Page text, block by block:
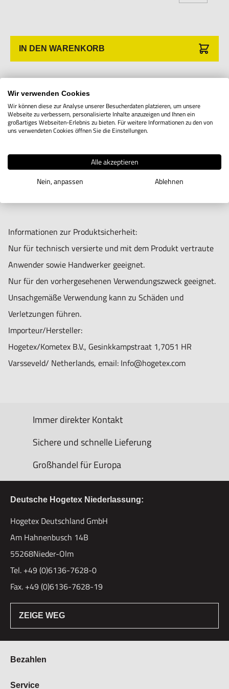
IN DEN WARENKORB
Produktbeschreibung
11IR oder 16IR Wendeplatten mit Teilprofil A60.
Informationen zur Produktsicherheit:
Nur für technisch versierte und mit dem Produkt vertraute
Anwender sowie Handwerker geeignet.
Nur für den vorhergesehenen Verwendungszweck geeignet.
Unsachgemäße Verwendung kann zu Schäden und
Verletzungen führen.
Importeur/Hersteller:
Hogetex/Kometex B.V., Gesinkkampstraat 1,7051 HR
Varsseveld/ Netherlands, email: Info@hogetex.com
Immer direkter Kontakt
Sichere und schnelle Lieferung
Großhandel für Europa
Deutsche Hogetex Niederlassung:
Hogetex Deutschland GmbH
Am Hahnenbusch 14B
55268Nieder-Olm
Tel. +49 (0)6136-7628-0
Fax. +49 (0)6136-7628-19
ZEIGE WEG
Bezahlen
Bestellung & Zahlung
Service
Wir verwenden Cookies
Wir können diese zur Analyse unserer Besucherdaten platzieren, um unsere
Webseite zu verbessern, personalisierte Inhalte anzuzeigen und Ihnen ein
großartiges Webseiten-Erlebnis zu bieten. Für weitere Informationen zu den von
uns verwendeten Cookies öffnen Sie die Einstellungen.
Alle akzeptieren
Nein, anpassen
Ablehnen